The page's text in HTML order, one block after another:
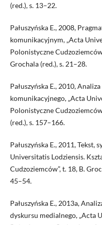
(red.), s. 13–22.
Pałuszyńska E., 2008,
komunikacyjnym, „Acta
Polonistyczne
Grochala (red.), s. 21–28.
Pałuszyńska E., 2010,
komunikacyjnego, „Acta
Polonistyczne
(red.), s. 157–166.
Pałuszyńska E., 2011, Tekst,
Universitatis Lodziensis.
Cudzoziemców”, t. 18, B.
45–54.
Pałuszyńska E., 2013a,
dyskursu medialnego, „Acta